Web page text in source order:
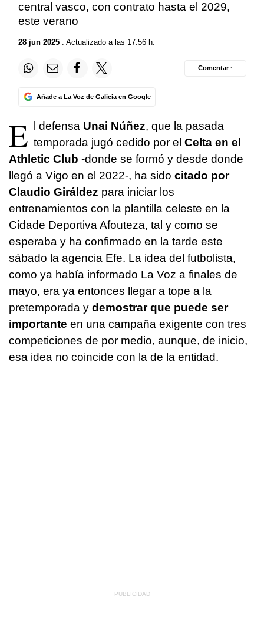
central vasco, con contrato hasta el 2029,
este verano
28 jun 2025 . Actualizado a las 17:56 h.
Añade a La Voz de Galicia en Google
Comentar ·
E l defensa Unai Núñez, que la pasada
temporada jugó cedido por el Celta en el
Athletic Club -donde se formó y desde donde
llegó a Vigo en el 2022-, ha sido citado por
Claudio Giráldez para iniciar los
entrenamientos con la plantilla celeste en la
Cidade Deportiva Afouteza, tal y como se
esperaba y ha confirmado en la tarde este
sábado la agencia Efe. La idea del futbolista,
como ya había informado La Voz a finales de
mayo, era ya entonces llegar a tope a la
pretemporada y demostrar que puede ser
importante en una campaña exigente con tres
competiciones de por medio, aunque, de inicio,
esa idea no coincide con la de la entidad.